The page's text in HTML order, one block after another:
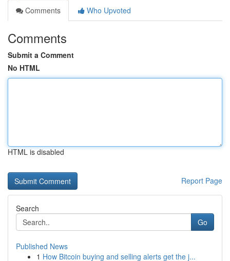
Comments
Who Upvoted
Comments
Submit a Comment
No HTML
HTML is disabled
Report Page
Search
Go
Published News
1 How Bitcoin buying and selling alerts get the j...